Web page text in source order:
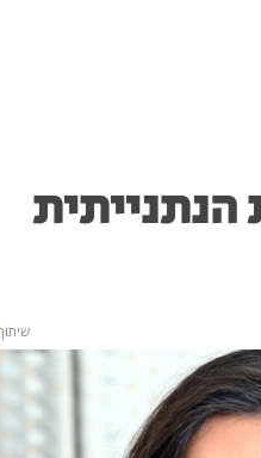
הנתנייתית